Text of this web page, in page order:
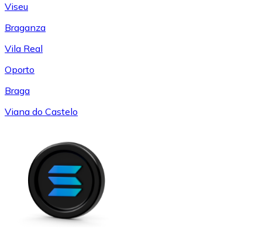
Viseu
Braganza
Vila Real
Oporto
Braga
Viana do Castelo